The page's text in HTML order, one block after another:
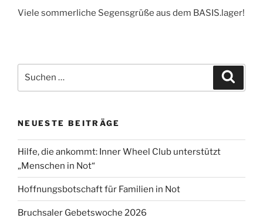
Viele sommerliche Segensgrüße aus dem BASIS.lager!
nach:
NEUESTE BEITRÄGE
Hilfe, die ankommt: Inner Wheel Club unterstützt
„Menschen in Not“
Hoffnungsbotschaft für Familien in Not
Bruchsaler Gebetswoche 2026